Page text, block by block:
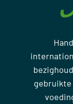
gebruikte